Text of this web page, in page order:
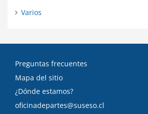
Varios
Preguntas frecuentes
Mapa del sitio
¿Dónde estamos?
oficinadepartes@suseso.cl